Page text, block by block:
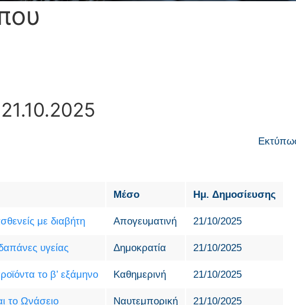
Μέσο Ημ. Δημοσίευσης
με διαβήτη Απογευματινή 21/10/2025
υγείας Δημοκρατία 21/10/2025
το β’ εξάμηνο Καθημερινή 21/10/2025
το Ωνάσειο Ναυτεμπορική 21/10/2025